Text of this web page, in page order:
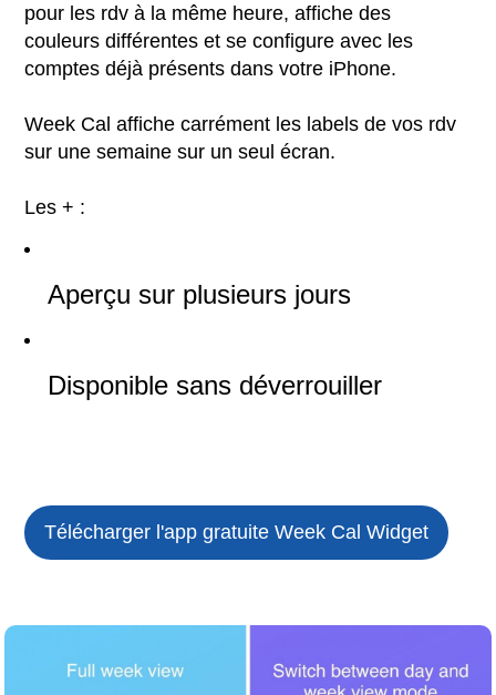
pour les rdv à la même heure, affiche des
couleurs différentes et se configure avec les
comptes déjà présents dans votre iPhone.
Week Cal affiche carrément les labels de vos rdv
sur une semaine sur un seul écran.
Les + :
Aperçu sur plusieurs jours
Disponible sans déverrouiller
Télécharger l'app gratuiteWeek Cal Widget